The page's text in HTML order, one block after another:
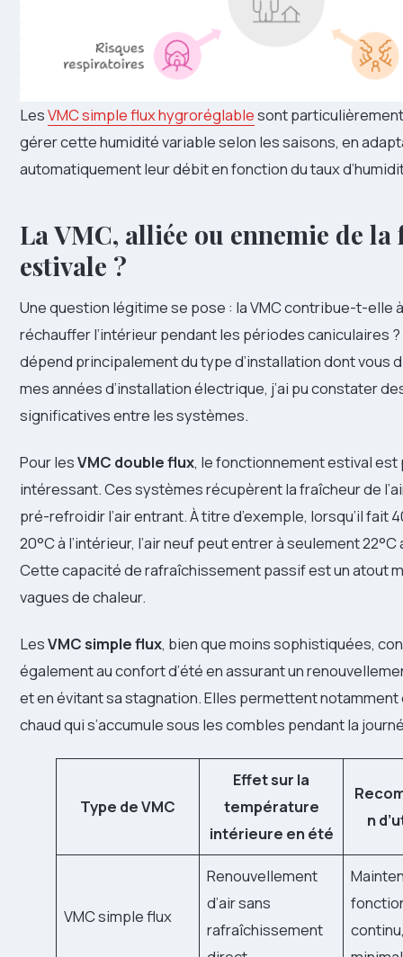
LesVMC simple flux hygroréglablesont
gérer cette humidité variable selon les saisons, en
automatiquement leur débit en fonction du taux
La VMC, alliée ou ennemie de
estivale ?
Une question légitime se pose : la VMC contribue-t-elle
réchauffer l’intérieur pendant les périodes caniculaires
dépend principalement du type d’installation dont vous
mes années d’installation électrique, j’ai pu constater
significatives entre les systèmes.
Pour lesVMC double flux, le fonctionnement estival
intéressant. Ces systèmes récupèrent la fraîcheur de
pré-refroidir l’air entrant. À titre d’exemple, lorsqu’il fait
20°C à l’intérieur, l’air neuf peut entrer à seulement 22°C
Cette capacité de rafraîchissement passif est un atout
vagues de chaleur.
LesVMC simple flux, bien que moins sophistiquées,
également au confort d’été en assurant un
et en évitant sa stagnation. Elles permettent notamment
chaud qui s’accumule sous les combles pendant la
Type de VMC
Effet sur la
température
intérieure en été
n
VMC simple flux
Renouvellement
d’air sans
rafraîchissement